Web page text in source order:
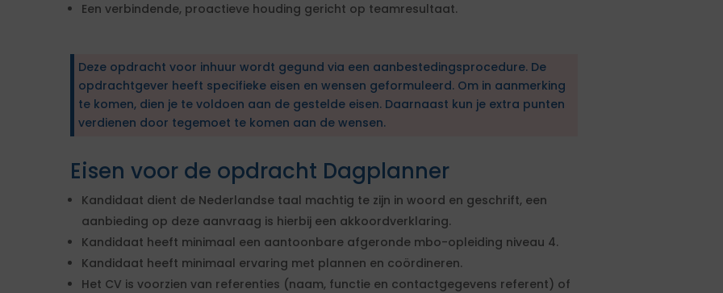
Een verbindende, proactieve houding gericht op teamresultaat.
Deze opdracht voor inhuur wordt gegund via een aanbestedingsprocedure. De
opdrachtgever heeft specifieke eisen en wensen geformuleerd. Om in aanmerking
te komen, dien je te voldoen aan de gestelde eisen. Daarnaast kun je extra punten
verdienen door tegemoet te komen aan de wensen.
Eisen voor de opdracht Dagplanner
Kandidaat dient de Nederlandse taal machtig te zijn in woord en geschrift, een
aanbieding op deze aanvraag is hierbij een akkoordverklaring.
Kandidaat heeft minimaal een aantoonbare afgeronde mbo-opleiding niveau 4.
Kandidaat heeft minimaal ervaring met plannen en coördineren.
Het CV is voorzien van referenties (naam, functie en contactgegevens referent) of